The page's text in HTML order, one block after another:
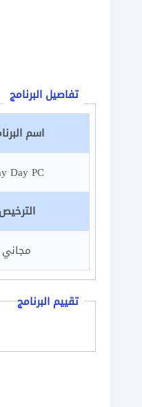
تفاصيل البرنامج
اسم
Day PC
الترخيص
مجاني
تقييم البرنامج